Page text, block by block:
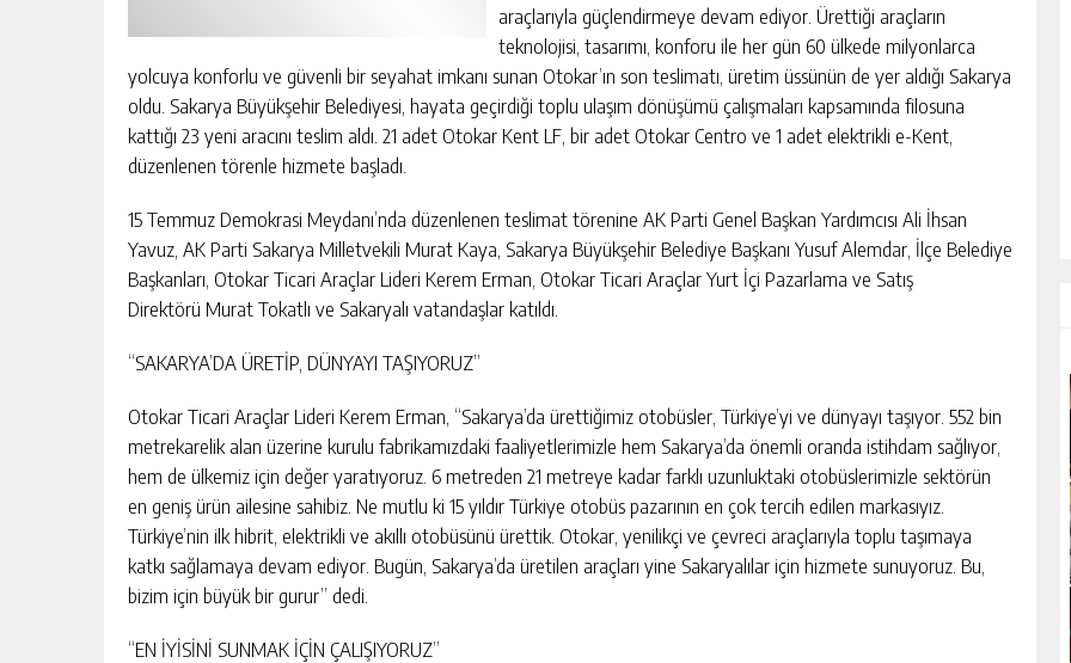
araçlarıyla güçlendirmeye devam ediyor. Ürettiği araçların
teknolojisi, tasarımı, konforu ile her gün 60 ülkede milyonlarca
yolcuya konforlu ve güvenli bir seyahat imkanı sunan Otokar’ın son teslimatı, üretim üssünün de yer aldığı Sakarya
oldu. Sakarya Büyükşehir Belediyesi, hayata geçirdiği toplu ulaşım dönüşümü çalışmaları kapsamında filosuna
kattığı 23 yeni aracını teslim aldı. 21 adet Otokar Kent LF, bir adet Otokar Centro ve 1 adet elektrikli e-Kent,
düzenlenen törenle hizmete başladı.
15 Temmuz Demokrasi Meydanı’nda düzenlenen teslimat törenine AK Parti Genel Başkan Yardımcısı Ali İhsan
Yavuz, AK Parti Sakarya Milletvekili Murat Kaya, Sakarya Büyükşehir Belediye Başkanı Yusuf Alemdar, İlçe Belediye
Başkanları, Otokar Ticari Araçlar Lideri Kerem Erman, Otokar Ticari Araçlar Yurt İçi Pazarlama ve Satış
Direktörü Murat Tokatlı ve Sakaryalı vatandaşlar katıldı.
“SAKARYA’DA ÜRETİP, DÜNYAYI TAŞIYORUZ”
Otokar Ticari Araçlar Lideri Kerem Erman, “Sakarya’da ürettiğimiz otobüsler, Türkiye’yi ve dünyayı taşıyor. 552 bin
metrekarelik alan üzerine kurulu fabrikamızdaki faaliyetlerimizle hem Sakarya’da önemli oranda istihdam sağlıyor,
hem de ülkemiz için değer yaratıyoruz. 6 metreden 21 metreye kadar farklı uzunluktaki otobüslerimizle sektörün
en geniş ürün ailesine sahibiz. Ne mutlu ki 15 yıldır Türkiye otobüs pazarının en çok tercih edilen markasıyız.
Türkiye’nin ilk hibrit, elektrikli ve akıllı otobüsünü ürettik. Otokar, yenilikçi ve çevreci araçlarıyla toplu taşımaya
katkı sağlamaya devam ediyor. Bugün, Sakarya’da üretilen araçları yine Sakaryalılar için hizmete sunuyoruz. Bu,
bizim için büyük bir gurur” dedi.
“EN İYİSİNİ SUNMAK İÇİN ÇALIŞIYORUZ”